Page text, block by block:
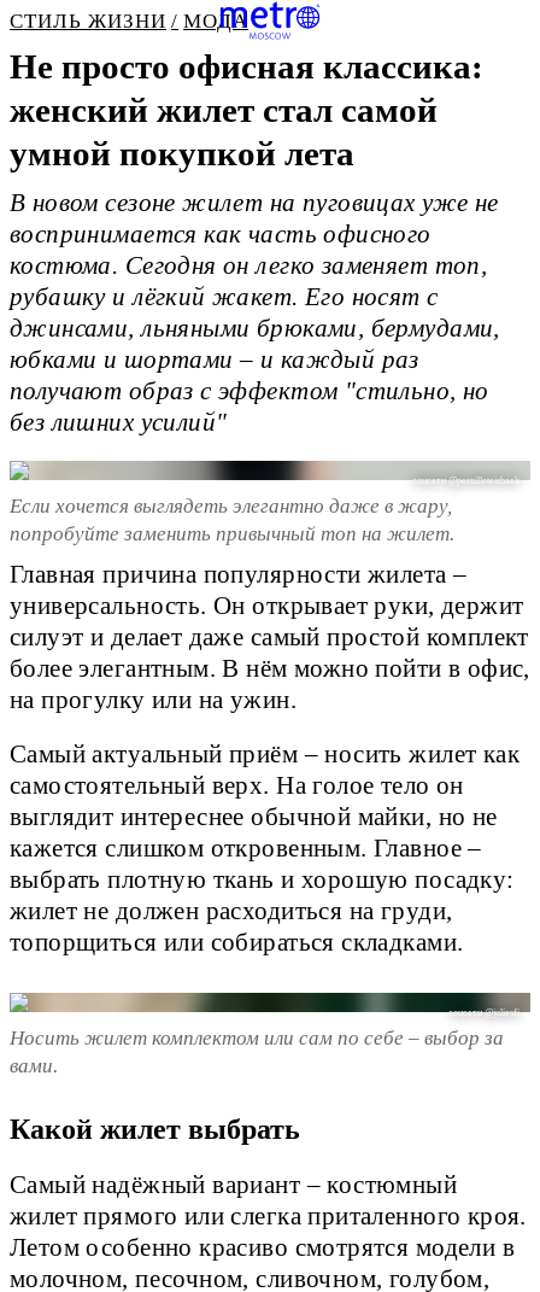
СТИЛЬ ЖИЗНИ МОДА
Не просто офисная классика:
женский жилет стал самой
умной покупкой лета
В новом сезоне жилет на пуговицах уже не
воспринимается как часть офисного
костюма. Сегодня он легко заменяет топ,
рубашку и лёгкий жакет. Его носят с
джинсами, льняными брюками, бермудами,
юбками и шортами – и каждый раз
получают образ с эффектом "стильно, но
без лишних усилий"
соцсети @pernilleteisbaek
Если хочется выглядеть элегантно даже в жару,
попробуйте заменить привычный топ на жилет.
Главная причина популярности жилета –
универсальность. Он открывает руки, держит
силуэт и делает даже самый простой комплект
более элегантным. В нём можно пойти в офис,
на прогулку или на ужин.
Самый актуальный приём – носить жилет как
самостоятельный верх. На голое тело он
выглядит интереснее обычной майки, но не
кажется слишком откровенным. Главное –
выбрать плотную ткань и хорошую посадку:
жилет не должен расходиться на груди,
топорщиться или собираться складками.
соцсети @juliesfi
Носить жилет комплектом или сам по себе – выбор за
вами.
Какой жилет выбрать
Самый надёжный вариант – костюмный
жилет прямого или слегка приталенного кроя.
Летом особенно красиво смотрятся модели в
молочном, песочном, сливочном, голубом,